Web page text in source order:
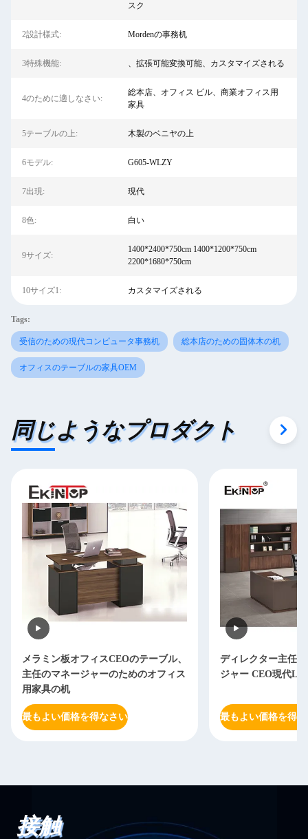
スク
2設計様式: Mordenの事務机
3特殊機能: 、拡張可能変換可能、カスタマイズされる
4のために適しなさい:
総本店、オフィス ビル、商業オフィス用
家具
5テーブルの上: 木製のベニヤの上
6モデル: G605-WLZY
7出現: 現代
8色: 白い
9サイズ:
1400*2400*750cm 1400*1200*750cm
2200*1680*750cm
10サイズ1: カスタマイズされる
Tags:
受信のための現代コンピュータ事務机 総本店のための固体木の机
オフィスのテーブルの家具OEM
同じようなプロダクト
メラミン板オフィスCEOのテーブル、
主任のマネージャーのためのオフィス
用家具の机
最もよい価格を得なさい
ディレクター主任
ジャー CEO現代L
最もよい価格を得
接触